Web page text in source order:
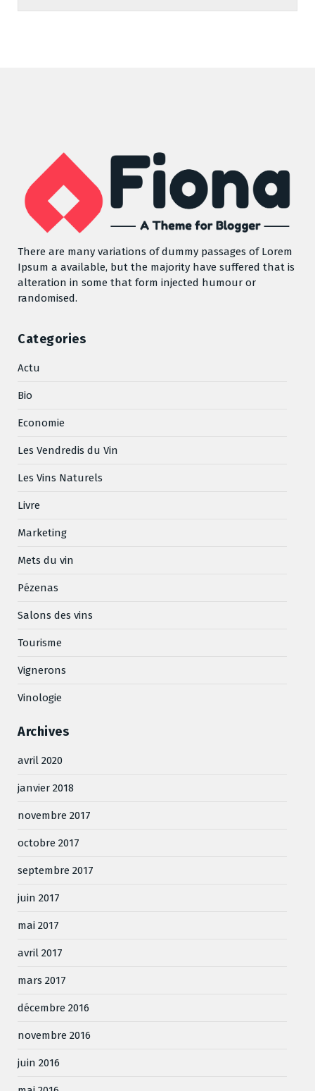
There are many variations of dummy passages of Lorem
Ipsum a available, but the majority have suffered that is
alteration in some that form injected humour or
randomised.
Categories
Actu
Bio
Economie
Les Vendredis du Vin
Les Vins Naturels
Livre
Marketing
Mets du vin
Pézenas
Salons des vins
Tourisme
Vignerons
Vinologie
Archives
avril 2020
janvier 2018
novembre 2017
octobre 2017
septembre 2017
juin 2017
mai 2017
avril 2017
mars 2017
décembre 2016
novembre 2016
juin 2016